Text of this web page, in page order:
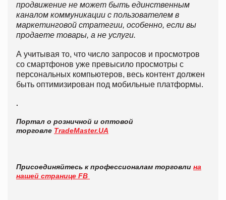
продвижение не может быть единственным
каналом коммуникации с пользователем в
маркетинговой стратегии, особенно, если вы
продаете товары, а не услуги.
А учитывая то, что число запросов и просмотров
со смартфонов уже превысило просмотры с
персональных компьютеров, весь контент должен
быть оптимизирован под мобильные платформы.
.
Портал о розничной и оптовой
торговле TradeMaster.UA
Присоединяйтесь к профессионалам торговли на
нашей странице FB